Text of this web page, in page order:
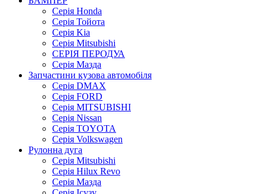
Серія Honda
Серія Тойота
Серія Kia
Серія Mitsubishi
СЕРІЯ ПЕРОДУА
Серія Мазда
Запчастини кузова автомобіля
Серія DMAX
Серія FORD
Серія MITSUBISHI
Серія Nissan
Серія TOYOTA
Серія Volkswagen
Рулонна дуга
Серія Mitsubishi
Серія Hilux Revo
Серія Мазда